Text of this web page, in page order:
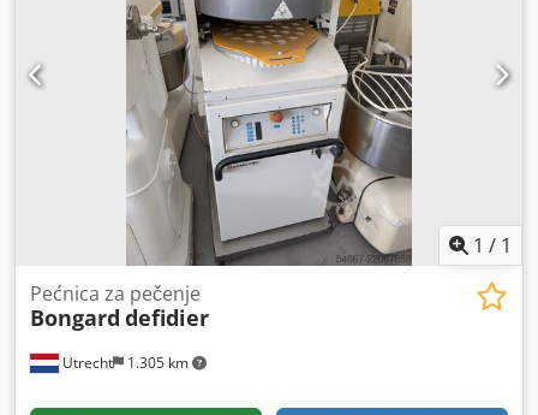
1 / 1
Utrecht 1.305 km
Pećnica za pečenje
Bongard defidier